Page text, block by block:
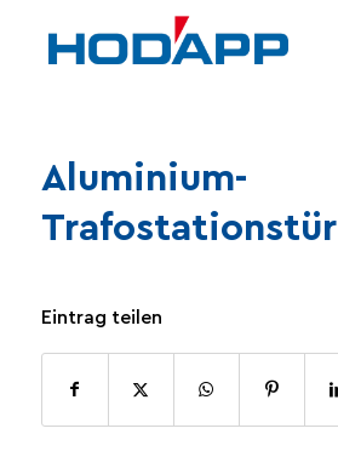
Aluminium-
Trafostationstür
Eintrag teilen